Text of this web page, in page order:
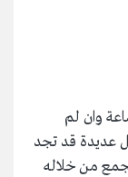
وان لم
عديدة قد تجد
من خلاله